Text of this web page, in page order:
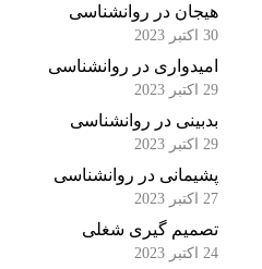
هیجان در روانشناسی
امیدواری در روانشناسی
بدبینی در روانشناسی
پشیمانی در روانشناسی
تصمیم گیری شغلی